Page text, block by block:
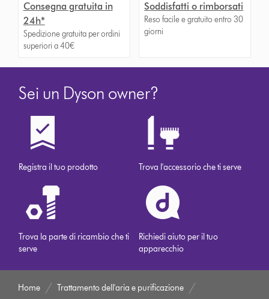
Consegna gratuita in
24h*
Spedizione gratuita per ordini
superiori a 40€
Soddisfatti o rimborsati
Reso facile e gratuito entro 30
giorni
Sei un Dyson owner?
Registra il tuo prodotto Trova l'accessorio che ti serve
Trova la parte di ricambio che ti
serve
Richiedi aiuto per il tuo
apparecchio
Home
Trattamento dell'aria e purificazione